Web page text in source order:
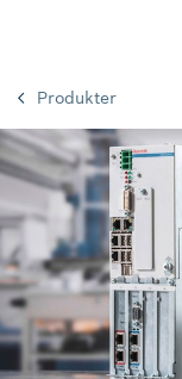
Produkter